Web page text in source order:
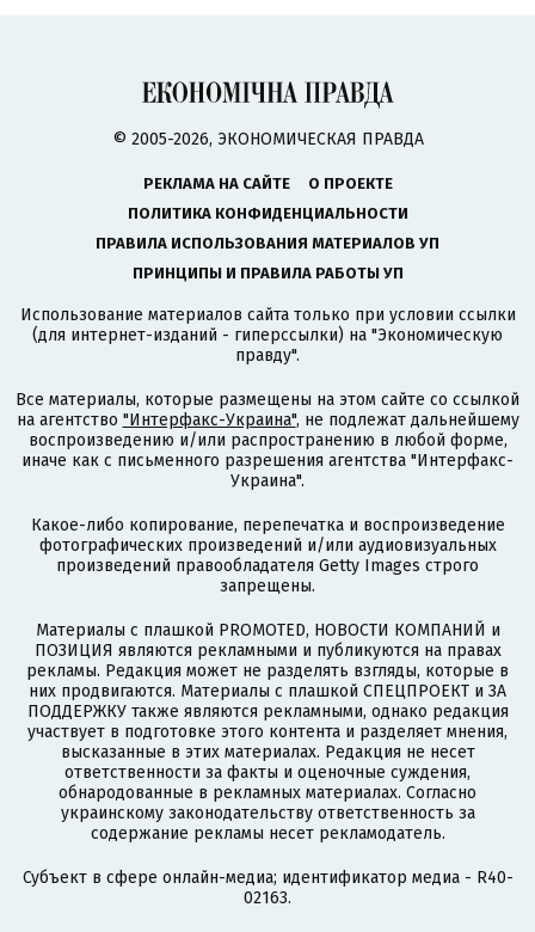
© 2005-2026, ЭКОНОМИЧЕСКАЯ ПРАВДА
РЕКЛАМА НА САЙТЕ
О ПРОЕКТЕ
ПОЛИТИКА КОНФИДЕНЦИАЛЬНОСТИ
ПРАВИЛА ИСПОЛЬЗОВАНИЯ МАТЕРИАЛОВ УП
ПРИНЦИПЫ И ПРАВИЛА РАБОТЫ УП
Использование материалов сайта только при условии ссылки
(для интернет-изданий - гиперссылки) на "Экономическую
правду".
Все материалы, которые размещены на этом сайте со ссылкой
на агентство "Интерфакс-Украина", не подлежат дальнейшему
воспроизведению и/или распространению в любой форме,
иначе как с письменного разрешения агентства "Интерфакс-
Украина".
Какое-либо копирование, перепечатка и воспроизведение
фотографических произведений и/или аудиовизуальных
произведений правообладателя Getty Images строго
запрещены.
Материалы с плашкой PROMOTED, НОВОСТИ КОМПАНИЙ и
ПОЗИЦИЯ являются рекламными и публикуются на правах
рекламы. Редакция может не разделять взгляды, которые в
них продвигаются. Материалы с плашкой СПЕЦПРОЕКТ и ЗА
ПОДДЕРЖКУ также являются рекламными, однако редакция
участвует в подготовке этого контента и разделяет мнения,
высказанные в этих материалах. Редакция не несет
ответственности за факты и оценочные суждения,
обнародованные в рекламных материалах. Согласно
украинскому законодательству ответственность за
содержание рекламы несет рекламодатель.
Субъект в сфере онлайн-медиа; идентификатор медиа - R40-
02163.